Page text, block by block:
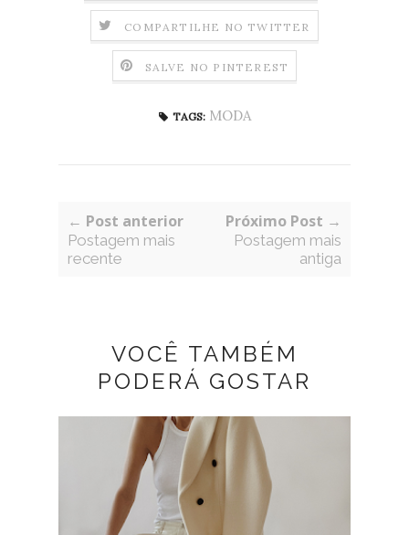
COMPARTILHE NO TWITTER
SALVE NO PINTEREST
TAGS: MODA
← Post anterior
Postagem mais
recente
Próximo Post →
Postagem mais
antiga
VOCÊ TAMBÉM
PODERÁ GOSTAR